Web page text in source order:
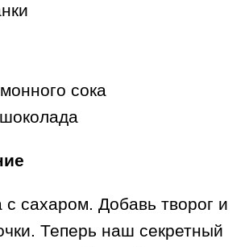
сока
с сахаром. Добавь творог и
Теперь наш секретный